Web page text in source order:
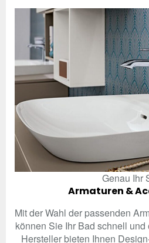
Genau Ihr
Armaturen &
Mit der Wahl der passenden
können Sie Ihr Bad schnell
Hersteller bieten Ihnen